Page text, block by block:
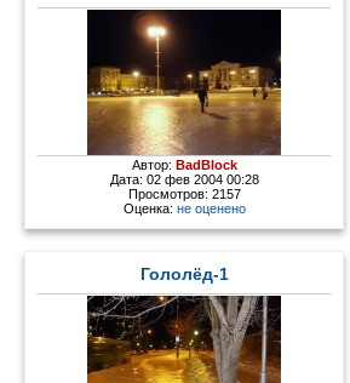
Автор: BadBlock
Дата: 02 фев 2004 00:28
Просмотров: 2157
Оценка: не оценено
Гололёд-1